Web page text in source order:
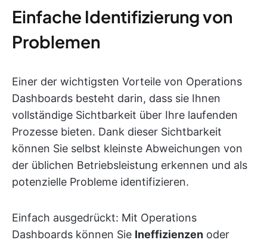
Einfache Identifizierung von
Problemen
Einer der wichtigsten Vorteile von Operations
Dashboards besteht darin, dass sie Ihnen
vollständige Sichtbarkeit über Ihre laufenden
Prozesse bieten. Dank dieser Sichtbarkeit
können Sie selbst kleinste Abweichungen von
der üblichen Betriebsleistung erkennen und als
potenzielle Probleme identifizieren.
Einfach ausgedrückt: Mit Operations
Dashboards können Sie Ineffizienzen oder